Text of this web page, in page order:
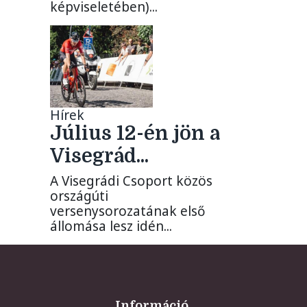
képviseletében)...
Hírek
Július 12-én jön a
Visegrád...
A Visegrádi Csoport közös
országúti
versenysorozatának első
állomása lesz idén...